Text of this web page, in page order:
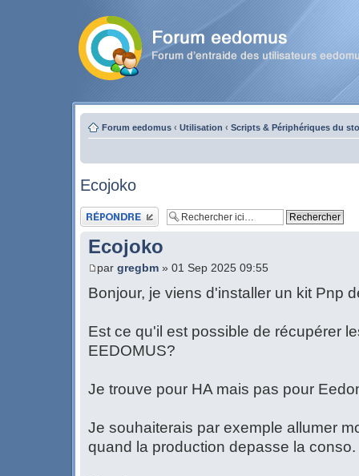
Forum eedomus ‹ Utilisation ‹ Scripts & Périphériques du
Ecojoko
Publier une réponse
Ecojoko
par gregbm » 01 Sep 2025 09:55
Bonjour, je viens d'installer un kit Pnp
Est ce qu'il est possible de récupérer
EEDOMUS?
Je trouve pour HA mais pas pour
Je souhaiterais par exemple allumer
quand la production depasse la conso.